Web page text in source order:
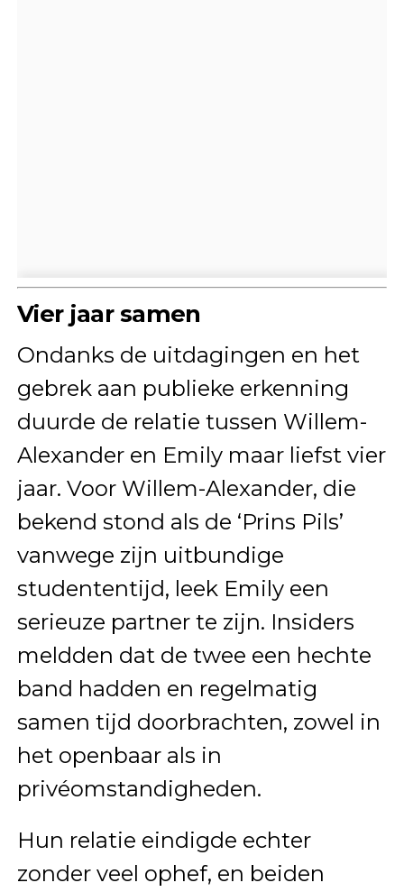
Vier jaar samen
Ondanks de uitdagingen en het
gebrek aan publieke erkenning
duurde de relatie tussen Willem-
Alexander en Emily maar liefst vier
jaar. Voor Willem-Alexander, die
bekend stond als de ‘Prins Pils’
vanwege zijn uitbundige
studententijd, leek Emily een
serieuze partner te zijn. Insiders
meldden dat de twee een hechte
band hadden en regelmatig
samen tijd doorbrachten, zowel in
het openbaar als in
privéomstandigheden.
Hun relatie eindigde echter
zonder veel ophef, en beiden